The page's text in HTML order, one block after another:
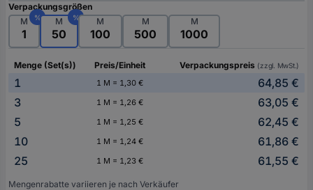
Verpackungsgrößen
M
%
1
M %
50
M
100
M
500
M
1000
Menge (Set(s)) Preis/Einheit Verpackungspreis (zzgl. MwSt.)
1 1 M = 1,30 €
64,85 €
3
1 M = 1,26 €
63,05 €
5
1 M = 1,25 €
62,45 €
10
1 M = 1,24 €
61,86 €
25
1 M = 1,23 € 61,55 €
Mengenrabatte variieren je nach Verkäufer